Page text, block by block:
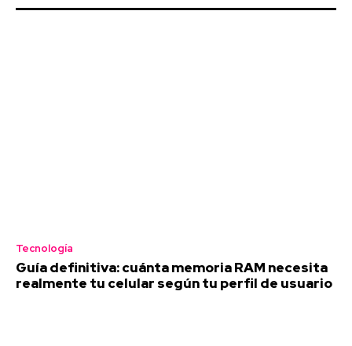
Tecnología
Guía definitiva: cuánta memoria RAM necesita
realmente tu celular según tu perfil de usuario